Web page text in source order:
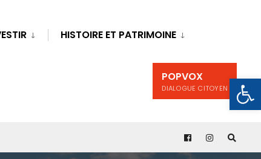
HISTOIRE ET PATRIMOINE
POPVOX
DIALOGUE CITOYEN